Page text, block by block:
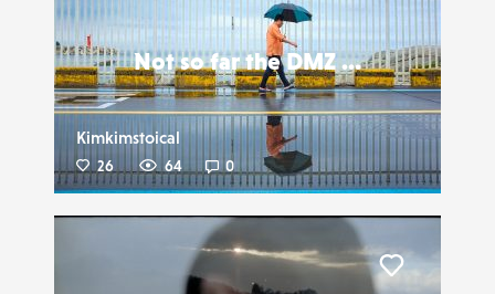
Not so far the DMZ ...
Kimkimstoical
26 64 0